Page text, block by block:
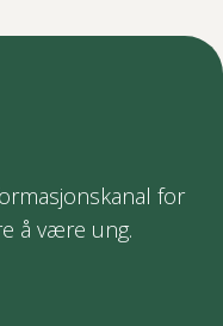
for
å være ung.